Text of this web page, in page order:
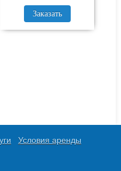
Заказать
Условия аренды